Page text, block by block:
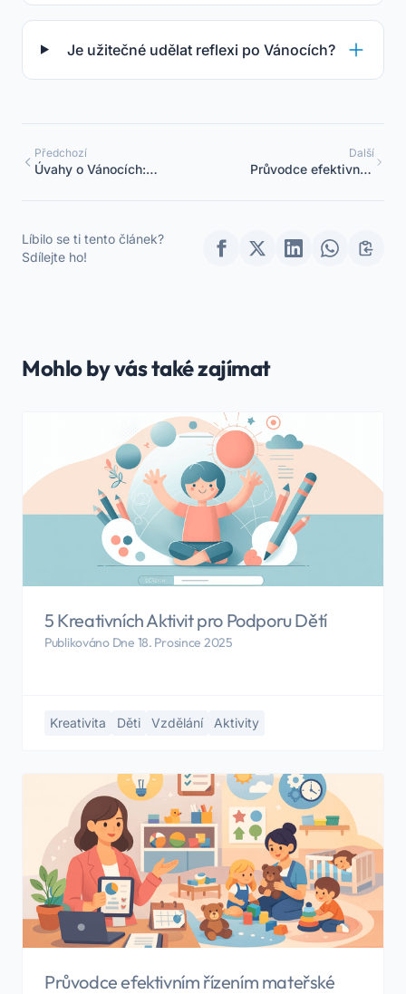
Je užitečné udělat reflexi po Vánocích?
Předchozí
Úvahy o Vánocích:
Další
Průvodce efektivním
Líbilo se ti tento článek?
Sdílejte ho!
Mohlo by vás také zajímat
5 Kreativních Aktivit pro Podporu Dětí
Publikováno Dne 18. Prosince 2025
Kreativita Děti Vzdělání Aktivity
Průvodce efektivním řízením mateřské